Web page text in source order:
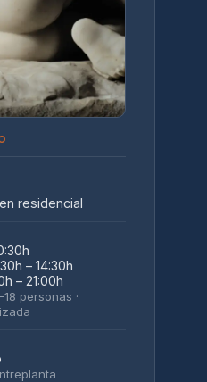
residencial
– 14:30h
– 21:00h
personas ·